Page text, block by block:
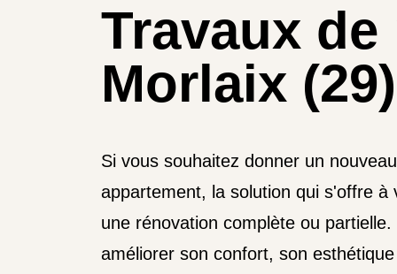
Travaux
Morlaix (29)
Si vous souhaitez donner un
appartement, la solution qui s'offre à
une rénovation complète ou
améliorer son confort, son